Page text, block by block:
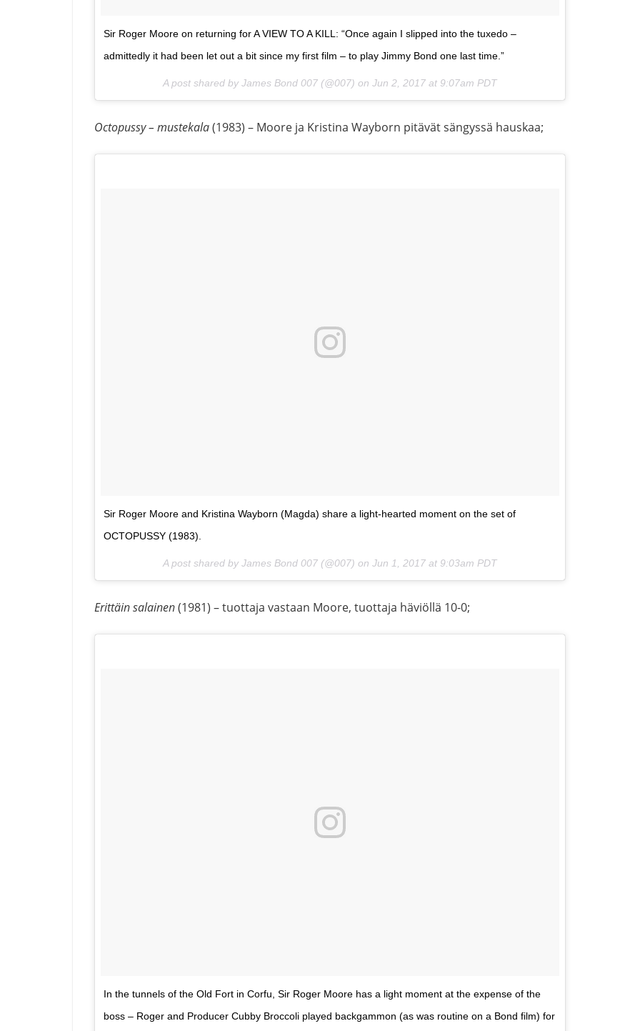
Sir Roger Moore on returning for A VIEW TO A KILL: “Once again I slipped into the tuxedo –
admittedly it had been let out a bit since my first film – to play Jimmy Bond one last time.”
A post shared by James Bond 007 (@007) on Jun 2, 2017 at 9:07am PDT
Octopussy – mustekala(1983) – Moore ja Kristina Wayborn pitävät sängyssä hauskaa;
Sir Roger Moore and Kristina Wayborn (Magda) share a light-hearted moment on the set of
OCTOPUSSY (1983).
A post shared by James Bond 007 (@007) on Jun 1, 2017 at 9:03am PDT
Erittäin salainen(1981) – tuottaja vastaan Moore, tuottaja häviöllä 10-0;
In the tunnels of the Old Fort in Corfu, Sir Roger Moore has a light moment at the expense of the
boss – Roger and Producer Cubby Broccoli played backgammon (as was routine on a Bond film) for